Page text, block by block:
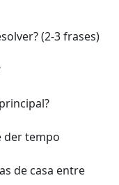
(2-3 frases)
der tempo
de casa entre